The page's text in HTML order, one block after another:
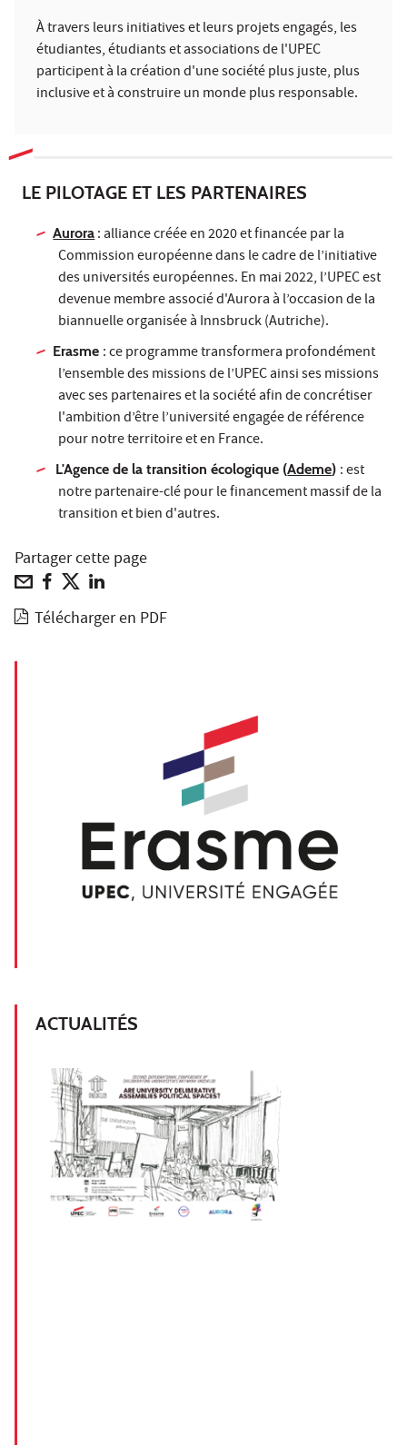
À travers leurs initiatives et leurs projets engagés, les
étudiantes, étudiants et associations de l'UPEC
participent à la création d'une société plus juste, plus
inclusive et à construire un monde plus responsable.
LE PILOTAGE ET LES PARTENAIRES
Aurora: alliance créée en 2020 et financée par la
Commission européenne dans le cadre de l’initiative
des universités européennes. En mai 2022, l’UPEC est
devenue membre associé d'Aurora à l’occasion de la
biannuelle organisée à Innsbruck (Autriche).
Erasme : ce programme transformera profondément
l’ensemble des missions de l’UPEC ainsi ses missions
avec ses partenaires et la société afin de concrétiser
l'ambition d’être l’université engagée de référence
pour notre territoire et en France.
L'Agence de la transition écologique (Ademe) : est
notre partenaire-clé pour le financement massif de la
transition et bien d'autres.
Partager cette page
Télécharger en PDF
ACTUALITÉS